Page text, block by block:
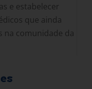
e estabelecer
que ainda
na comunidade da